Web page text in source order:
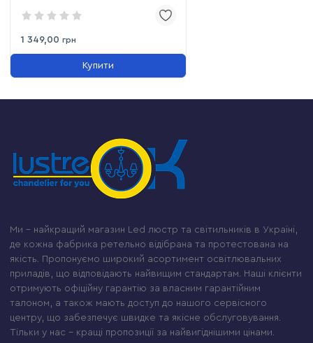
1 349,00 грн
Купити
Ми – найкращий магазин Led люстр та світильників в Україні,
де кожна фабрика ретельно відібрана та протестована на
якість. Пропонуємо широкий асортимент освітлювальних
приладів, що відповідають найвищим стандартам. Наші клієнти
отримують офіційну гарантію за власним гарантійним
талоном, а також мають доступ до нашого сервісного
центру, що забезпечує швидке та якісне обслуговування.
Тільки у нас – кращі пропозиції за найвигіднішими цінами.